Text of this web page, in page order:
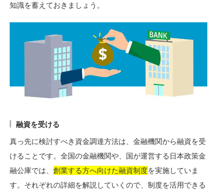
知識を蓄えておきましょう。
融資を受ける
真っ先に検討すべき資金調達方法は、金融機関から融資を受
けることです。全国の金融機関や、国が運営する日本政策金
融公庫では、 創業する方へ向けた融資制度を実施していま
す。それぞれの詳細を解説していくので、制度を活用できる